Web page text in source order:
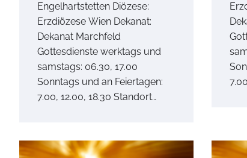
Engelhartstetten Diözese:
Erzdiözese Wien Dekanat:
Dekanat Marchfeld
Gottesdienste werktags und
samstags: 06.30, 17.00
Sonntags und an Feiertagen:
7.00, 12.00, 18.30 Standort…